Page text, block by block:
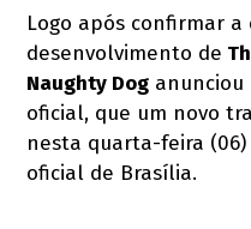
Logo após confirmar a
desenvolvimento de
Naughty Dog anunciou
oficial, que um novo
nesta quarta-feira
oficial de Brasília.